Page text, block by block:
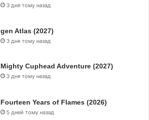
3 дня тому назад
gen Atlas (2027)
3 дня тому назад
Mighty Cuphead Adventure (2027)
3 дня тому назад
Fourteen Years of Flames (2026)
5 дней тому назад